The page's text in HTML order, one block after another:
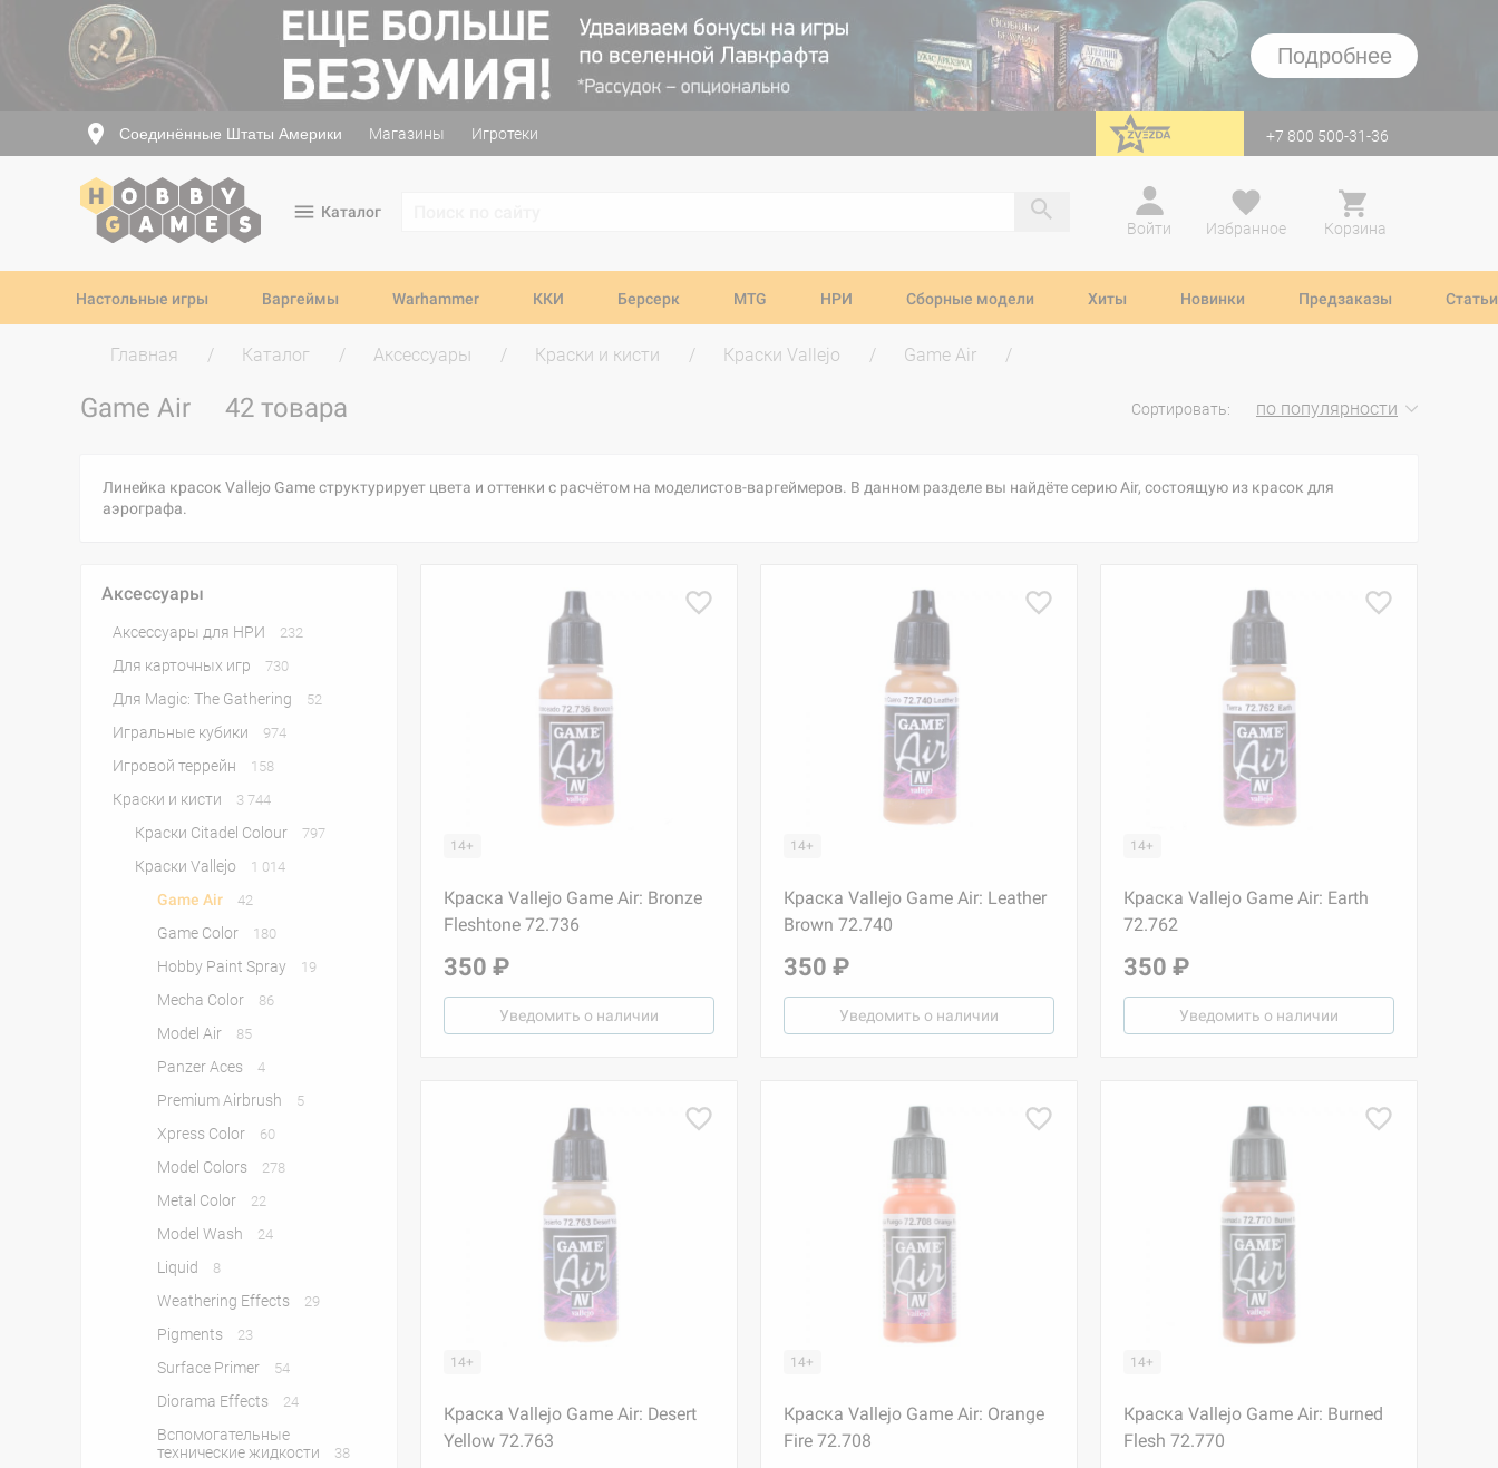
Подробнее
Соединённые Штаты Америки Магазины Игротеки перейти на Zvezda +7 800 500-31-36
Каталог
Войти
Избранное Корзина
Настольные игры Варгеймы Warhammer ККИ Берсерк MTG НРИ Сборные модели Хиты Новинки Предзаказы Статьи
Главная Каталог Аксессуары Краски и кисти Краски Vallejo Game Air
Game Air 42 товара Сортировать: по популярности
Линейка красок Vallejo Game структурирует цвета и оттенки с расчётом на моделистов-варгеймеров. В данном разделе вы найдёте серию Air, состоящую из красок для
аэрографа.
Аксессуары
Аксессуары для НРИ 232
Для карточных игр 730
Для Magic: The Gathering 52
Игральные кубики 974
Игровой террейн 158
Краски и кисти 3 744
Краски Citadel Colour 797
Краски Vallejo 1 014
Game Air 42
Game Color 180
Hobby Paint Spray 19
Mecha Color 86
Model Air 85
Panzer Aces 4
Premium Airbrush 5
Xpress Color 60
Model Colors 278
Metal Color 22
Model Wash 24
Liquid 8
Weathering Effects 29
Pigments 23
Surface Primer 54
Diorama Effects 24
Вспомогательные
технические жидкости
38
14+
Краска Vallejo Game Air: Bronze
Fleshtone 72.736
350 ₽
Уведомить о наличии
14+
Краска Vallejo Game Air: Leather
Brown 72.740
350 ₽
Уведомить о наличии
14+
Краска Vallejo Game Air: Earth
72.762
350 ₽
Уведомить о наличии
14+
Краска Vallejo Game Air: Desert
Yellow 72.763
14+
Краска Vallejo Game Air: Orange
Fire 72.708
14+
Краска Vallejo Game Air: Burned
Flesh 72.770